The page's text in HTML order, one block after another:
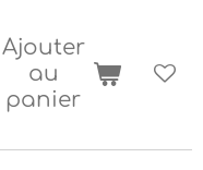
Ajouter
au
panier